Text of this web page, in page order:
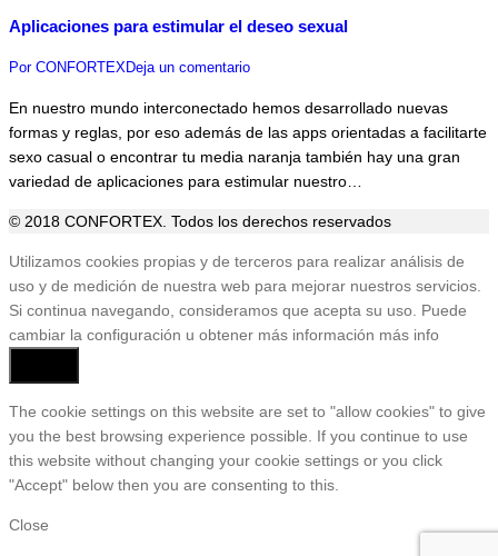
Aplicaciones para estimular el deseo sexual
Por CONFORTEXDeja un comentario
En nuestro mundo interconectado hemos desarrollado nuevas
formas y reglas, por eso además de las apps orientadas a facilitarte
sexo casual o encontrar tu media naranja también hay una gran
variedad de aplicaciones para estimular nuestro…
© 2018 CONFORTEX. Todos los derechos reservados
Ir
a
Tienda
Utilizamos cookies propias y de terceros para realizar análisis de
uso y de medición de nuestra web para mejorar nuestros servicios.
Si continua navegando, consideramos que acepta su uso. Puede
cambiar la configuración u obtener más información más info
The cookie settings on this website are set to "allow cookies" to give
you the best browsing experience possible. If you continue to use
this website without changing your cookie settings or you click
"Accept" below then you are consenting to this.
Close